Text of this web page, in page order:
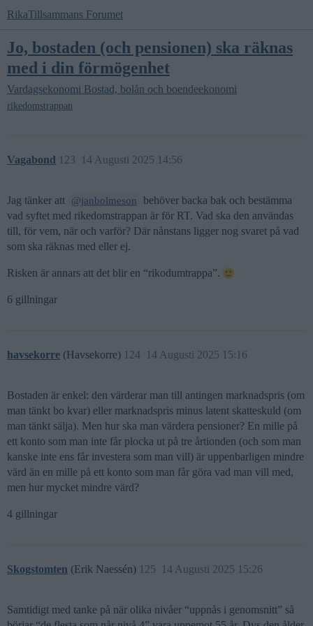
RikaTillsammans Forumet
Jo, bostaden (och pensionen) ska räknas
med i din förmögenhet
Vardagsekonomi Bostad, bolån och boendeekonomi
rikedomstrappan
Vagabond 14 Augusti 2025 14:56
123
Jag tänker att @janbolmeson
behöver backa bak och bestämma
vad syftet med rikedomstrappan är för RT. Vad ska den användas
till, för vem, när och varför? Där nånstans ligger nog svaret på vad
som ska räknas med eller ej.
Risken är annars att det blir en “rikodumtrappa”.
6 gillningar
havsekorre (Havsekorre) 14 Augusti 2025 15:16
124
Bostaden är enkel: den värderar man till antingen marknadspris (om
man tänkt bo kvar) eller marknadspris minus latent skatteskuld (om
man tänkt sälja). Men hur ska man värdera pensioner? En mille på
ett konto som man inte får plocka ut på tre årtionden (och som man
kanske inte ens får investera som man vill) är uppenbarligen mindre
värd än en mille på ett konto som man får göra vad man vill med,
men hur mycket mindre värd?
4 gillningar
Skogstomten (Erik Naessén) 14 Augusti 2025 15:26
125
Samtidigt med tanke på när olika nivåer “uppnås i genomsnitt” så